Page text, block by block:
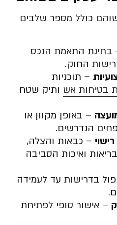
כולל מספר שלבים
בחינת התאמת הנכס
החוק.
– תוכניות
בטיחות אש ותיק שטח
– באופן מקוון או
הנדרשים.
– כבאות והצלה,
ואיכות הסביבה
בדרישות עד לעמידה
– אישור סופי לפתיחת